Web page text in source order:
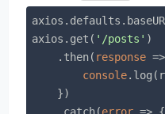
axios.get( '/posts' )
    .then(
response =>
console
    })